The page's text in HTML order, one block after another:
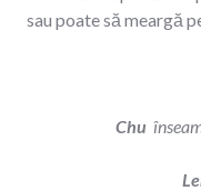
sau poate să meargă
Chu